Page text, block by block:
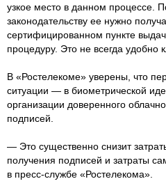
узкое место в данном процессе.
законодательству ее нужно
сертифицированном пункте
процедуру. Это не всегда удобно
В «Ростелекоме» уверены, что
ситуации — в биометрической
организации доверенного
подписей.
— Это существенно снизит
получения подписей и затраты
в пресс-службе «Ростелекома».